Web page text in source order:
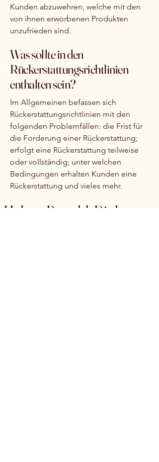
Kunden abzuwehren, welche mit den
von ihnen erworbenen Produkten
unzufrieden sind.
Was sollte in den
Rückerstattungsrichtlinien
enthalten sein?
Im Allgemeinen befassen sich
Rückerstattungsrichtlinien mit den
folgenden Problemfällen: die Frist für
die Forderung einer Rückerstattung;
erfolgt eine Rückerstattung teilweise
oder vollständig; unter welchen
Bedingungen erhalten Kunden eine
Rückerstattung und vieles mehr.
Helena Petzold, Diplom-